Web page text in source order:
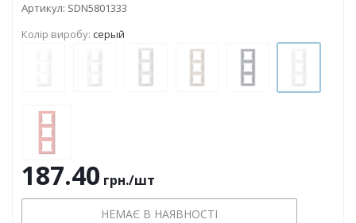
Артикул: SDN5801333
Колір виробу: серый
187.40 грн./шт
НЕМАЄ В НАЯВНОСТІ